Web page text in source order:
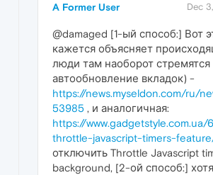
A Former User Dec
@damaged [1-ый способ:] Вот
кажется объясняет
люди там наоборот
автообновление вкладок) -
https://news.myseldon.com/ru/
53985 , и аналогичная:
https://
throttle-javascript-timers-
отключить Throttle Javascript
background, [2-ой способ:]